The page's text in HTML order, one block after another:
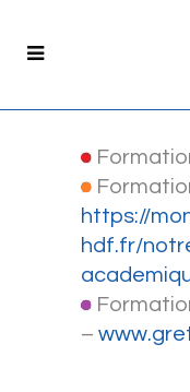
https://
hdf.fr/
–